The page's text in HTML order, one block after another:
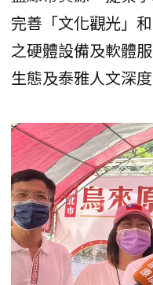
完善「文化觀光」
之硬體設備及軟體
生態及泰雅人文深